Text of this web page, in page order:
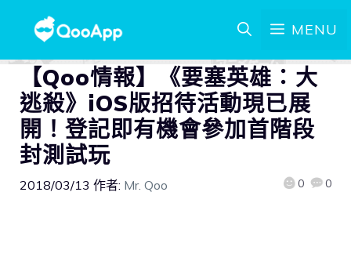
MENU
【Qoo情報】《要塞英雄：大
逃殺》iOS版招待活動現已展
開！登記即有機會參加首階段
封測試玩
2018/03/13 作者: Mr. Qoo 0 0